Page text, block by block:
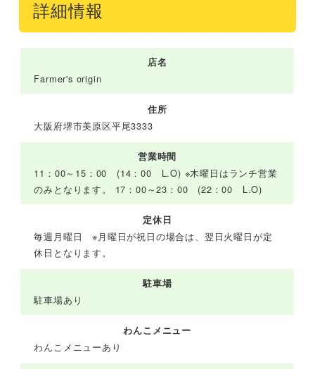
詳細情報
店名
Farmer's origin
住所
大阪府堺市美原区平尾3333
営業時間
11：00～15：00 (14：00 L.O) ※木曜日はランチ営業
のみとなります。 17：00～23：00 (22：00 L.O)
定休日
毎週月曜日 ※月曜日が祝日の場合は、翌日火曜日が定
休日となります。
駐車場
駐車場あり
わんこメニュー
わんこメニューあり